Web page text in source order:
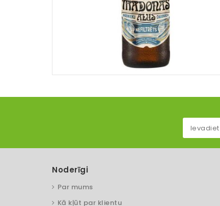
Noderīgi
Par mums
Kā kļūt par klientu